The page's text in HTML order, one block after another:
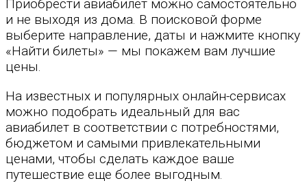
Приобрести авиабилет можно самостоятельно
и не выходя из дома. В поисковой форме
выберите направление, даты и нажмите кнопку
«Найти билеты» — мы покажем вам лучшие
цены.
На известных и популярных онлайн-сервисах
можно подобрать идеальный для вас
авиабилет в соответствии с потребностями,
бюджетом и самыми привлекательными
ценами, чтобы сделать каждое ваше
путешествие еще более выгодным.